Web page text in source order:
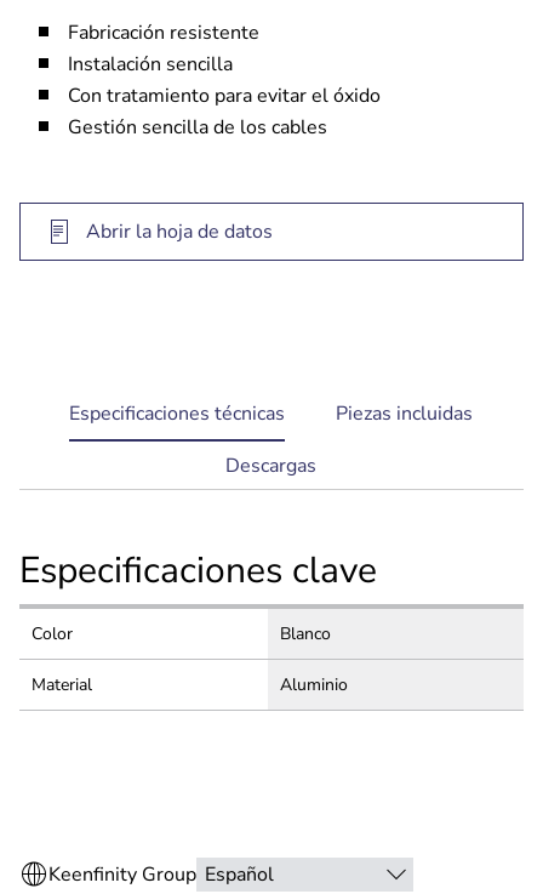
Fabricación resistente
Instalación sencilla
Con tratamiento para evitar el óxido
Gestión sencilla de los cables
Abrir la hoja de datos
current
tab:
Especificaciones técnicas
Piezas incluidas
Descargas
Especificaciones clave
Color Blanco
Material Aluminio